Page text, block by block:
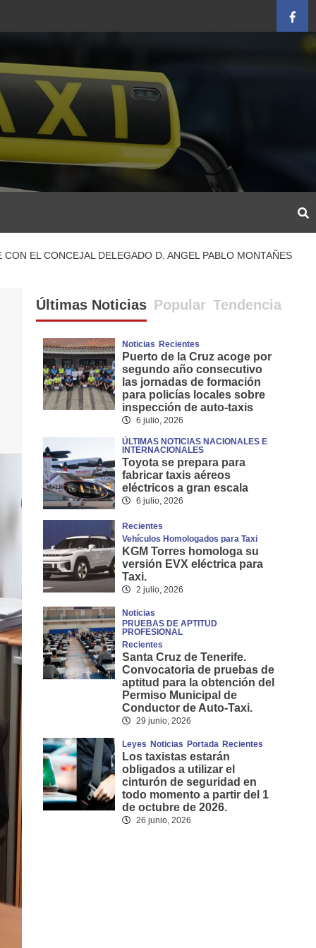
EL CONCEJAL DELEGADO D. ANGEL PABLO MONTAÑES
Últimas Noticias Popular Tendencia
Noticias Recientes
Puerto de la Cruz acoge por
segundo año consecutivo
las jornadas de formación
para policías locales sobre
inspección de auto-taxis
6 julio, 2026
ÚLTIMAS NOTICIAS NACIONALES E
INTERNACIONALES
Toyota se prepara para
fabricar taxis aéreos
eléctricos a gran escala
6 julio, 2026
Recientes
Vehículos Homologados para Taxi
KGM Torres homologa su
versión EVX eléctrica para
Taxi.
2 julio, 2026
Noticias
PRUEBAS DE APTITUD
PROFESIONAL
Recientes
Santa Cruz de Tenerife.
Convocatoria de pruebas de
aptitud para la obtención del
Permiso Municipal de
Conductor de Auto-Taxi.
29 junio, 2026
Leyes Noticias Portada Recientes
Los taxistas estarán
obligados a utilizar el
cinturón de seguridad en
todo momento a partir del 1
de octubre de 2026.
26 junio, 2026